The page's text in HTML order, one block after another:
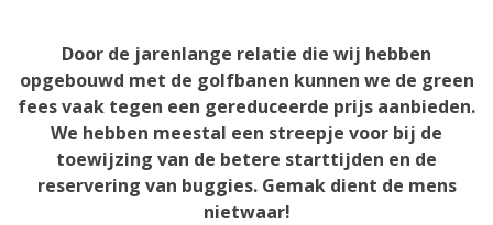
Door de jarenlange relatie die wij hebben
opgebouwd met de golfbanen kunnen we de green
fees vaak tegen een gereduceerde prijs aanbieden.
We hebben meestal een streepje voor bij de
toewijzing van de betere starttijden en de
reservering van buggies. Gemak dient de mens
nietwaar!